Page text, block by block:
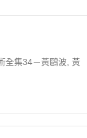
全集34－黃鷗波 黃